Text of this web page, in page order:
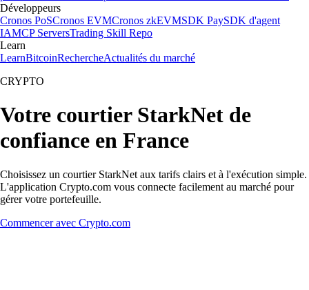
Développeurs
Cronos PoSCronos EVMCronos zkEVMSDK PaySDK d'agent
IAMCP ServersTrading Skill Repo
Learn
LearnBitcoinRechercheActualités du marché
CRYPTO
Votre courtier StarkNet de
confiance en France
Choisissez un courtier StarkNet aux tarifs clairs et à l'exécution simple.
L'application Crypto.com vous connecte facilement au marché pour
gérer votre portefeuille.
Commencer avec Crypto.com